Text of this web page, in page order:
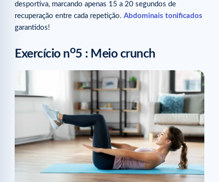
desportiva, marcando apenas 15 a 20 segundos de
recuperação entre cada repetição. Abdominais tonificados
garantidos!
Exercício no5 : Meio crunch